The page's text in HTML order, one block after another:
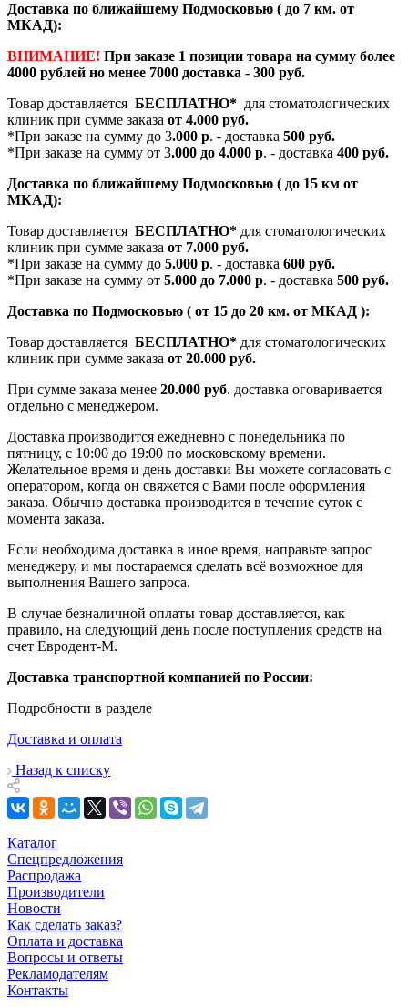
Доставка по ближайшему Подмосковью ( до 7 км. от
МКАД):
ВНИМАНИЕ! При заказе 1 позиции товара на сумму более
4000 рублей но менее 7000 доставка - 300 руб.
Товар доставляется БЕСПЛАТНО* для стоматологических
клиник при сумме заказа от 4.000 руб.
*При заказе на сумму до 3.000 р. - доставка 500 руб.
*При заказе на сумму от 3.000 до 4.000 р. - доставка 400 руб.
Доставка по ближайшему Подмосковью ( до 15 км от
МКАД):
Товар доставляется БЕСПЛАТНО* для стоматологических
клиник при сумме заказа от 7.000 руб.
*При заказе на сумму до 5.000 р. - доставка 600 руб.
*При заказе на сумму от 5.000 до 7.000 р. - доставка 500 руб.
Доставка по Подмосковью ( от 15 до 20 км. от МКАД ):
Товар доставляется БЕСПЛАТНО* для стоматологических
клиник при сумме заказа от 20.000 руб.
При сумме заказа менее 20.000 руб. доставка оговаривается
отдельно с менеджером.
Доставка производится ежедневно с понедельника по
пятницу, с 10:00 до 19:00 по московскому времени.
Желательное время и день доставки Вы можете согласовать с
оператором, когда он свяжется с Вами после оформления
заказа. Обычно доставка производится в течение суток с
момента заказа.
Если необходима доставка в иное время, направьте запрос
менеджеру, и мы постараемся сделать всё возможное для
выполнения Вашего запроса.
В случае безналичной оплаты товар доставляется, как
правило, на следующий день после поступления средств на
счет Евродент-М.
Доставка транспортной компанией по России:
Подробности в разделе
Доставка и оплата
Назад к списку
Каталог
Спецпредложения
Распродажа
Производители
Новости
Как сделать заказ?
Оплата и доставка
Вопросы и ответы
Рекламодателям
Контакты